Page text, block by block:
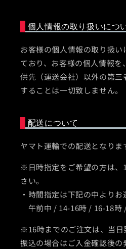
個人情報の取り扱いにつ
お客様の個人情報の取り扱い
ており、お客様の個人情報を
供先（運送会社）以外の第
することは一切致しません。
配送について
ヤマト運輸での配送となりま
※日時指定をご希望の方は、
さい。
・時間指定は下記の中よりお
午前中 / 14-16時 / 16-18時
※16時までのご注文は、当
振込の場合はご入金確認後の